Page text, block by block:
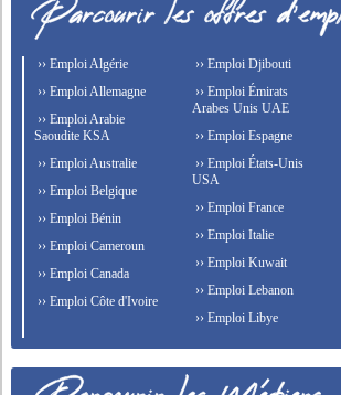
›› Emploi Algérie
›› Emploi Allemagne
›› Emploi Arabie
Saoudite KSA
›› Emploi Australie
›› Emploi Belgique
›› Emploi Bénin
›› Emploi Cameroun
›› Emploi Canada
›› Emploi Côte d'Ivoire
›› Emploi Djibouti
›› Emploi Émirats
Arabes Unis UAE
›› Emploi Espagne
›› Emploi États-Unis
USA
›› Emploi France
›› Emploi Italie
›› Emploi Kuwait
›› Emploi Lebanon
›› Emploi Libye